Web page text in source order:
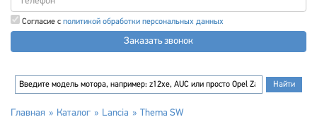
Согласие с политикой обработки персональных данных
Заказать звонок
Главная Каталог Lancia Thema SW